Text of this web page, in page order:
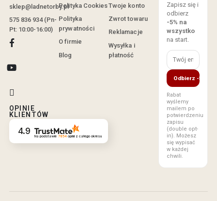
sklep@ladnetorby.pl
575 836 934 (Pn-
Pt: 10:00-16:00)
OPINIE
KLIENTÓW
4.9 Na podstawie 7854opinii z całego okresu
Polityka Cookies
Polityka
prywatności
O firmie
Blog
Twoje konto
Zwrot towaru
Reklamacje
Wysyłka i
płatność
Zapisz się i
odbierz
-5% na
wszystko
na start.
Odbierz -5%
Rabat
wyślemy
mailem po
potwierdzeniu
zapisu
(double opt-
in). Możesz
się wypisać
w każdej
chwili.